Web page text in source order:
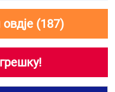
(187)